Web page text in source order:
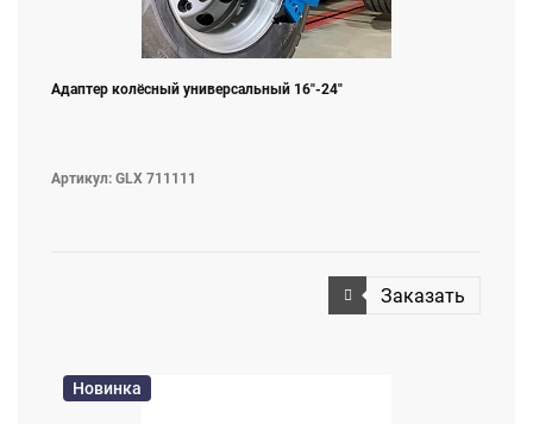
Адаптер колёсный универсальный 16"-24"
Артикул: GLX 711111
Заказать
Новинка